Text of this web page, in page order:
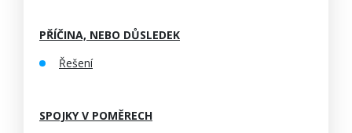
PŘÍČINA, NEBO DŮSLEDEK
Řešení
SPOJKY V POMĚRECH